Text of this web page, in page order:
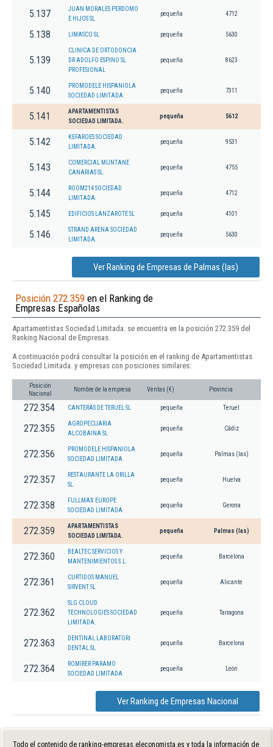
5.137
JUAN MORALES PERDOMO
E HIJOS SL
pequeña 4712
5.138 LIMASCO SL pequeña 5630
5.139
CLINICA DE ORTODONCIA
DR ADOLFO ESPINO SL
PROFESIONAL
pequeña 8623
5.140
PROMODELE HISPANIOLA
SOCIEDAD LIMITADA
pequeña 7311
5.141
APARTAMENTISTAS
SOCIEDAD LIMITADA.
pequeña 5612
5.142
KEFAROES SOCIEDAD
LIMITADA.
pequeña 9531
5.143
COMERCIAL MUNTANE
CANARIAS SL.
pequeña 4755
5.144
ROOM214 SOCIEDAD
LIMITADA.
pequeña 4712
5.145 EDIFICIOS LANZAROTE SL pequeña 4101
5.146
STRAND ARENA SOCIEDAD
LIMITADA.
pequeña 5630
Ver Ranking de Empresas de Palmas (las)
Posición 272.359 en el Ranking de
Empresas Españolas
Apartamentistas Sociedad Limitada. se encuentra en la posición 272.359 del
Ranking Nacional de Empresas.
A continuación podrá consultar la posición en el ranking de Apartamentistas
Sociedad Limitada. y empresas con posiciones similares:
Posición
Nacional
Nombre de la empresa Ventas (€) Provincia
272.354 CANTERAS DE TERUEL SL pequeña Teruel
272.355
AGROPECUARIA
ALCOBAINA SL
pequeña Cádiz
272.356
PROMODELE HISPANIOLA
SOCIEDAD LIMITADA
pequeña Palmas (las)
272.357
RESTAURANTE LA ORILLA
SL.
pequeña Huelva
272.358
FULLMAX EUROPE
SOCIEDAD LIMITADA.
pequeña Gerona
272.359
APARTAMENTISTAS
SOCIEDAD LIMITADA.
pequeña Palmas (las)
272.360
BEALTEC SERVICIOS Y
MANTENIMIENTOS S.L.
pequeña Barcelona
272.361
CURTIDOS MANUEL
SIRVENT SL
pequeña Alicante
272.362
SLG CLOUD
TECHNOLOGIES SOCIEDAD
LIMITADA.
pequeña Tarragona
272.363
DENTINAL LABORATORI
DENTAL SL
pequeña Barcelona
272.364
ROMIRER PARAMO
SOCIEDAD LIMITADA
pequeña León
Ver Ranking de Empresas Nacional
Todo el contenido de ranking-empresas.eleconomista.es y toda la información de